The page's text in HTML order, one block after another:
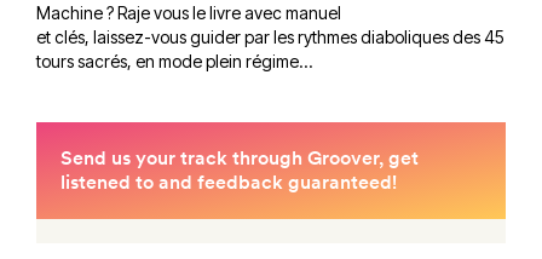
Machine ? Raje vous le livre avec manuel
et clés, laissez-vous guider par les rythmes diaboliques des 45
tours sacrés, en mode plein régime…